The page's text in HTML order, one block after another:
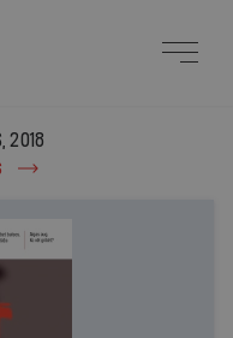
2018